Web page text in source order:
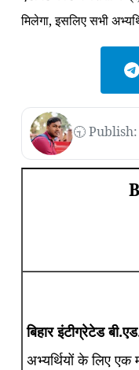
मिलेगा, इसलिए सभी
🕤 Publish:
बिहार इंटीग्रेटेड
अभ्यर्थियों के लिए एक